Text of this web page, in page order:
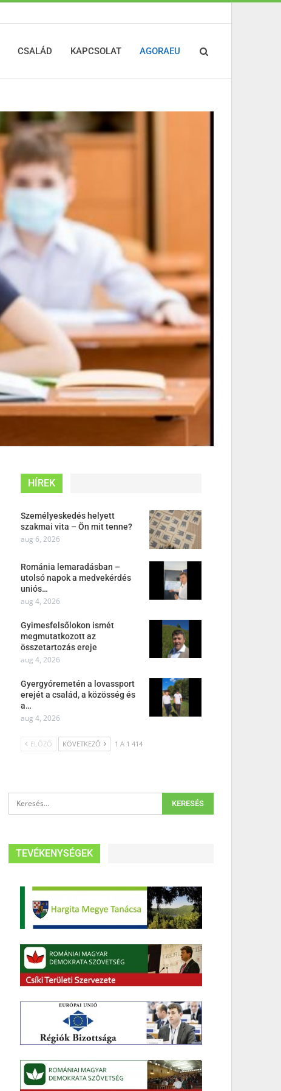
CSALÁD KAPCSOLAT AGORAEU
HÍREK
Személyeskedés helyett
szakmai vita – Ön mit tenne?
aug 6, 2026
Románia lemaradásban –
utolsó napok a medvekérdés
uniós…
aug 4, 2026
Gyimesfelsőlokon ismét
megmutatkozott az
összetartozás ereje
aug 4, 2026
Gyergyóremetén a lovassport
erejét a család, a közösség és
a…
aug 4, 2026
ELŐZŐ KÖVETKEZŐ 1 A 1 414
TEVÉKENYSÉGEK